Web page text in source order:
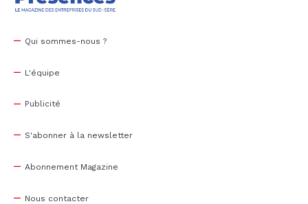
Qui sommes-nous ?
L'équipe
Publicité
S'abonner à la newsletter
Abonnement Magazine
Nous contacter